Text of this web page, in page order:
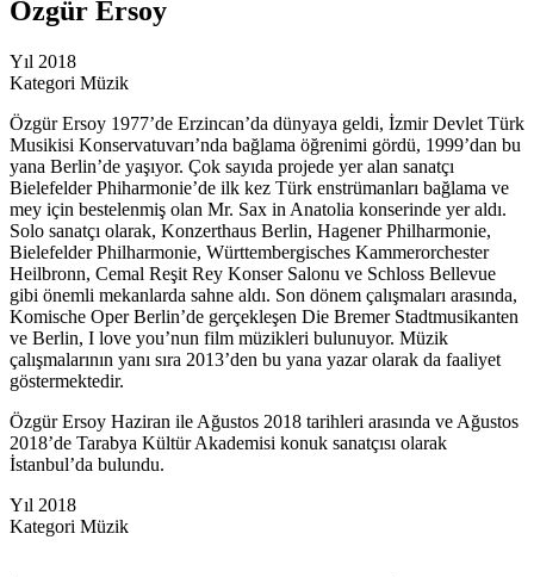
Özgür Ersoy
Yıl 2018
Kategori Müzik
Özgür Ersoy 1977’de Erzincan’da dünyaya geldi, İzmir Devlet Türk
Musikisi Konservatuvarı’nda bağlama öğrenimi gördü, 1999’dan bu
yana Berlin’de yaşıyor. Çok sayıda projede yer alan sanatçı
Bielefelder Phiharmonie’de ilk kez Türk enstrümanları bağlama ve
mey için bestelenmiş olan Mr. Sax in Anatolia konserinde yer aldı.
Solo sanatçı olarak, Konzerthaus Berlin, Hagener Philharmonie,
Bielefelder Philharmonie, Württembergisches Kammerorchester
Heilbronn, Cemal Reşit Rey Konser Salonu ve Schloss Bellevue
gibi önemli mekanlarda sahne aldı. Son dönem çalışmaları arasında,
Komische Oper Berlin’de gerçekleşen Die Bremer Stadtmusikanten
ve Berlin, I love you’nun film müzikleri bulunuyor. Müzik
çalışmalarının yanı sıra 2013’den bu yana yazar olarak da faaliyet
göstermektedir.
Özgür Ersoy Haziran ile Ağustos 2018 tarihleri arasında ve Ağustos
2018’de Tarabya Kültür Akademisi konuk sanatçısı olarak
İstanbul’da bulundu.
Yıl 2018
Kategori Müzik